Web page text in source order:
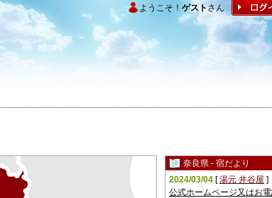
ようこそ！ ゲストさん
奈良県 - 宿だより
2024/03/04 [湯元 井谷屋 ]
公式ホームページ又はお